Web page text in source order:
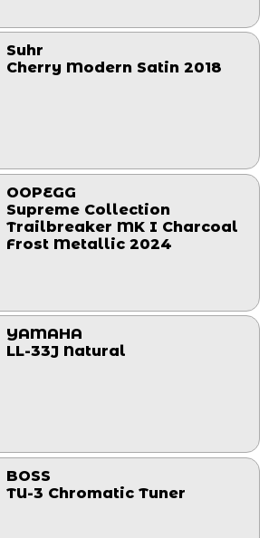
Suhr
Cherry Modern Satin 2018
OOPEGG
Supreme Collection
Trailbreaker MK I Charcoal
Frost Metallic 2024
YAMAHA
LL-33J Natural
BOSS
TU-3 Chromatic Tuner